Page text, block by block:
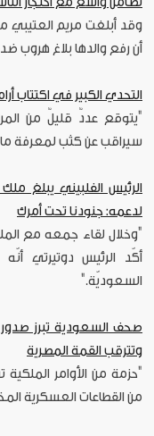
وقد أبلغت مريم العتيبي
أن رفع والدها بلاغ هروب
التحدي الكبير في اكتتاب
"يتوقع عددٌ قليلٌ من
سيراقب عن كثب لمعرفة ما
الرئيس الفلبيني يبلغ
لدعمه: جنودنا تحت أمرك
"وخلال لقاء جمعه مع
أكّد الرئيس دوتيرتي
السعوديّة."
وتترقب القمة المصرية
"حزمة من الأوامر
من القطاعات العسكرية